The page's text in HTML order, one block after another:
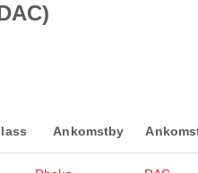
Ankomstby